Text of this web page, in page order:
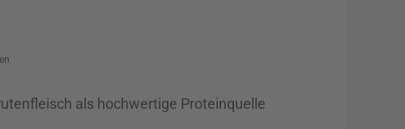
als hochwertige Proteinquelle